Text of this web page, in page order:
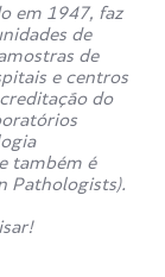
em 1947, faz
de
de
e centros
do
também é
Pathologists).